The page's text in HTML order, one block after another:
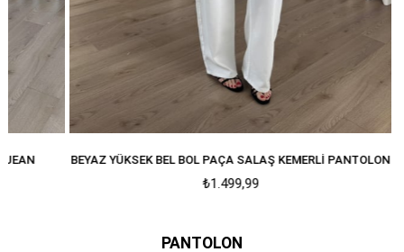
BEYAZ YÜKSEK BEL BOL PAÇA SALAŞ KEMERLI PANTOLON
₺1.499,99
PANTOLON